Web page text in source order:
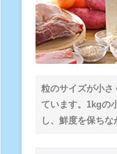
粒のサイズが小さ
ています。1kgの
し、鮮度を保ちな